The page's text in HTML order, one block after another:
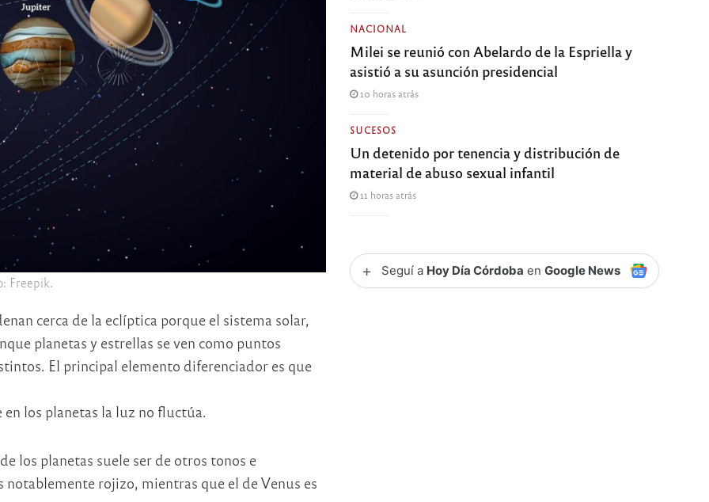
Freepik.
cerca de la eclíptica porque el sistema solar,
planetas y estrellas se ven como puntos
El principal elemento diferenciador es que
los planetas la luz no fluctúa.
los planetas suele ser de otros tonos e
rojizo, mientras que el de Venus es
NACIONAL
Milei se reunió con Abelardo de la Espriella y
asistió a su asunción presidencial
10 horas atrás
SUCESOS
Un detenido por tenencia y distribución de
material de abuso sexual infantil
11 horas atrás
+ Seguí a Hoy Día Córdoba enGoogle News